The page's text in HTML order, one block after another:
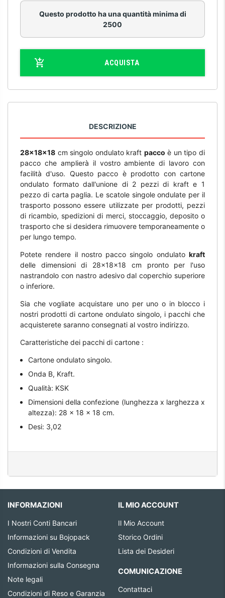
Questo prodotto ha una quantità minima di
2500
ACQUISTA
DESCRIZIONE
28x18x18cm singolo ondulato kraft pacco è un tipo di
pacco che amplierà il vostro ambiente di lavoro con
facilità d'uso. Questo pacco è prodotto con cartone
ondulato formato dall'unione di 2 pezzi di kraft e 1
pezzo di carta paglia. Le scatole singole ondulate per il
trasporto possono essere utilizzate per prodotti, pezzi
di ricambio, spedizioni di merci, stoccaggio, deposito o
trasporto che si desidera rimuovere temporaneamente o
per lungo tempo.
Potete rendere il nostro pacco singolo ondulatokraft
delle dimensioni di 28x18x18 cm pronto per l'uso
nastrandolo con nastro adesivo dal coperchio superiore
o inferiore.
Sia che vogliate acquistare uno per uno o in blocco i
nostri prodotti di cartone ondulato singolo, i pacchi che
acquisterete saranno consegnati al vostro indirizzo.
Caratteristiche dei pacchi di cartone :
Cartone ondulato singolo.
Onda B, Kraft.
Qualità: KSK
Dimensioni della confezione (lunghezza x larghezza x
altezza): 28 x 18 x 18 cm.
Desi: 3,02
INFORMAZIONI
I Nostri Conti Bancari
Informazioni su Bojopack
Condizioni di Vendita
Informazioni sulla Consegna
Note legali
Condizioni di Reso e Garanzia
IL MIO ACCOUNT
Il Mio Account
Storico Ordini
Lista dei Desideri
COMUNICAZIONE
Contattaci